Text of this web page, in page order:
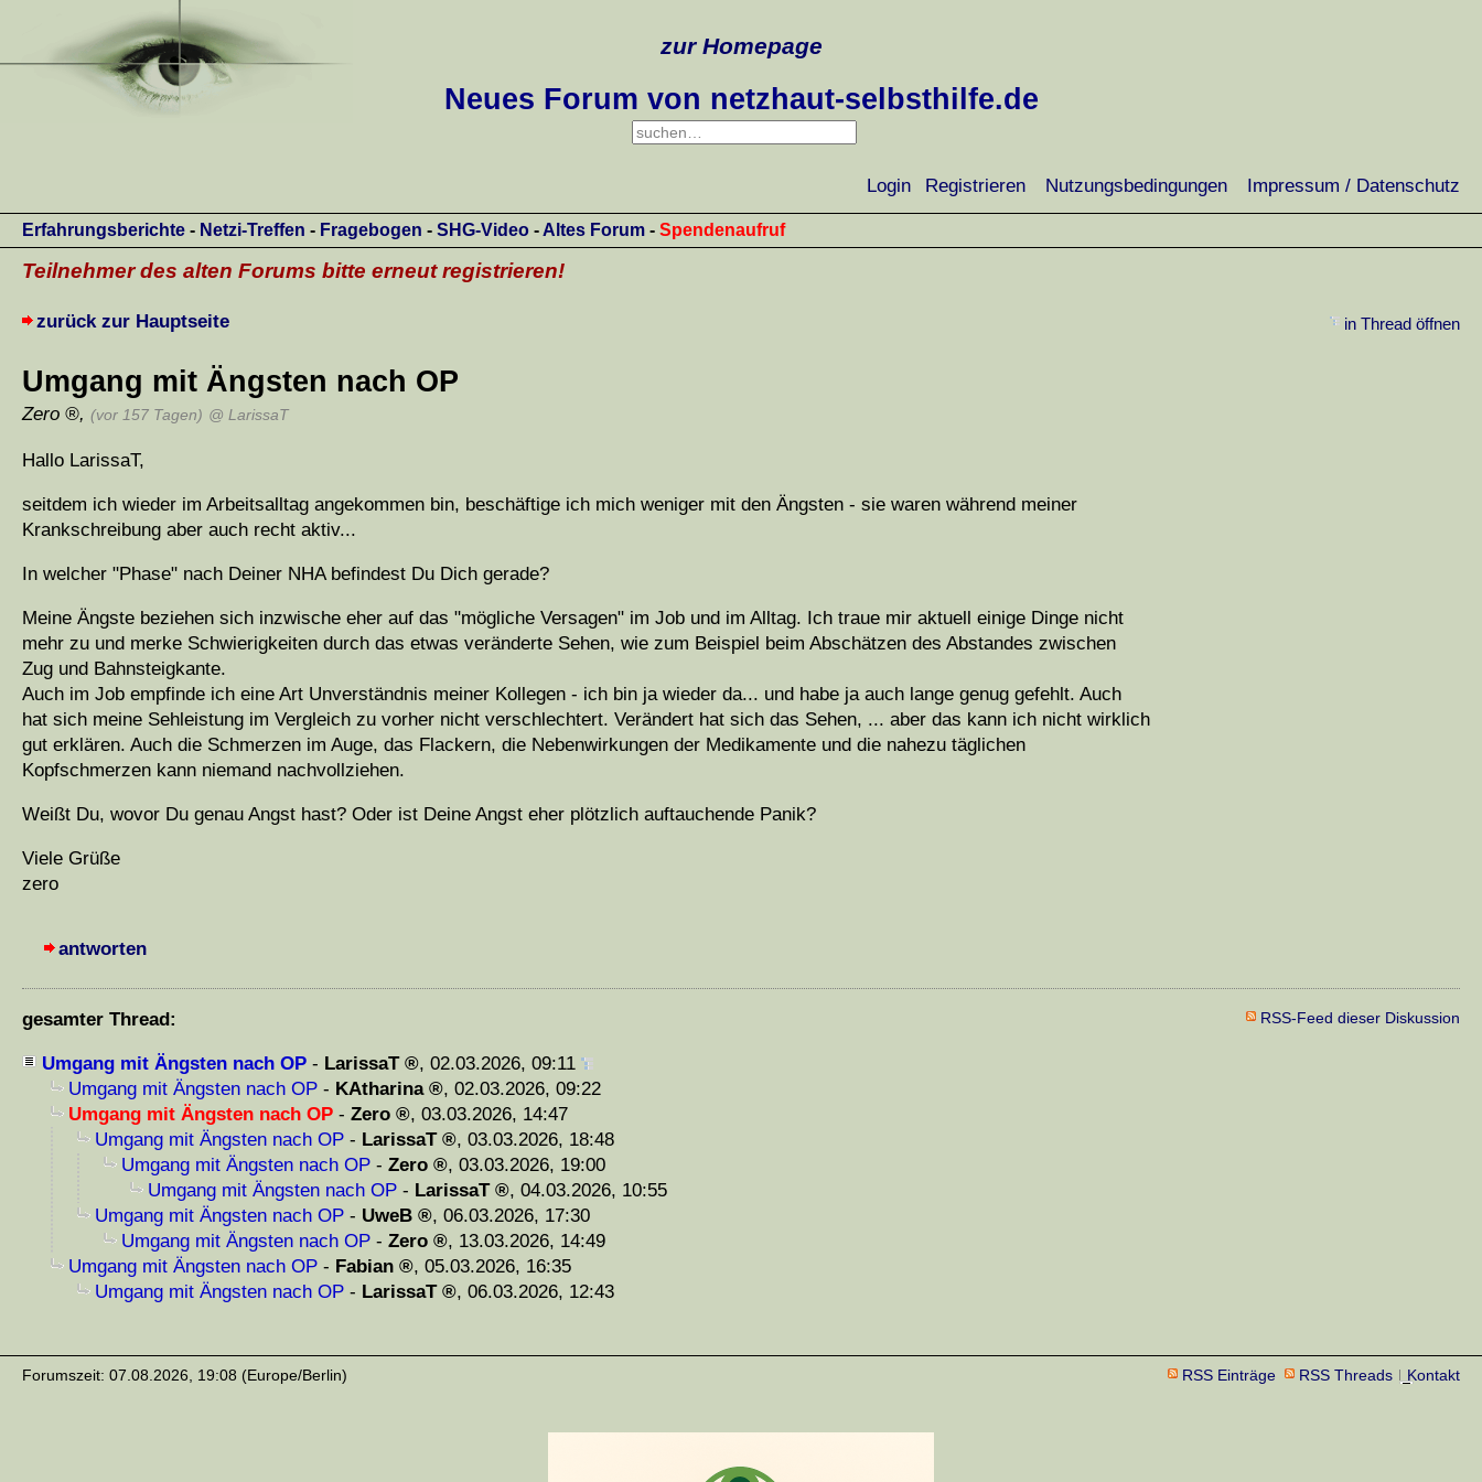
zur Homepage
Neues Forum von netzhaut-selbsthilfe.de
Login Registrieren Nutzungsbedingungen Impressum / Datenschutz
Erfahrungsberichte - Netzi-Treffen - Fragebogen - SHG-Video -Altes Forum - Spendenaufruf
Teilnehmer des alten Forums bitte erneut registrieren!
zurück zur Hauptseite in Thread öffnen
Umgang mit Ängsten nach OP
Zero , (vor 157 Tagen) @ LarissaT
Hallo LarissaT,
seitdem ich wieder im Arbeitsalltag angekommen bin, beschäftige ich mich weniger mit den Ängsten - sie waren während meiner
Krankschreibung aber auch recht aktiv...
In welcher "Phase" nach Deiner NHA befindest Du Dich gerade?
Meine Ängste beziehen sich inzwische eher auf das "mögliche Versagen" im Job und im Alltag. Ich traue mir aktuell einige Dinge nicht
mehr zu und merke Schwierigkeiten durch das etwas veränderte Sehen, wie zum Beispiel beim Abschätzen des Abstandes zwischen
Zug und Bahnsteigkante.
Auch im Job empfinde ich eine Art Unverständnis meiner Kollegen - ich bin ja wieder da... und habe ja auch lange genug gefehlt. Auch
hat sich meine Sehleistung im Vergleich zu vorher nicht verschlechtert. Verändert hat sich das Sehen, ... aber das kann ich nicht wirklich
gut erklären. Auch die Schmerzen im Auge, das Flackern, die Nebenwirkungen der Medikamente und die nahezu täglichen
Kopfschmerzen kann niemand nachvollziehen.
Weißt Du, wovor Du genau Angst hast? Oder ist Deine Angst eher plötzlich auftauchende Panik?
Viele Grüße
zero
antworten
gesamter Thread: RSS-Feed dieser Diskussion
Umgang mit Ängsten nach OP - LarissaT , 02.03.2026, 09:11
Umgang mit Ängsten nach OP - KAtharina , 02.03.2026, 09:22
Umgang mit Ängsten nach OP - Zero , 03.03.2026, 14:47
Umgang mit Ängsten nach OP - LarissaT , 03.03.2026, 18:48
Umgang mit Ängsten nach OP - Zero , 03.03.2026, 19:00
Umgang mit Ängsten nach OP - LarissaT , 04.03.2026, 10:55
Umgang mit Ängsten nach OP - UweB , 06.03.2026, 17:30
Umgang mit Ängsten nach OP - Zero , 13.03.2026, 14:49
Umgang mit Ängsten nach OP - Fabian , 05.03.2026, 16:35
Umgang mit Ängsten nach OP - LarissaT , 06.03.2026, 12:43
Forumszeit: 07.08.2026, 19:08 (Europe/Berlin) RSS Einträge RSS Threads Kontakt